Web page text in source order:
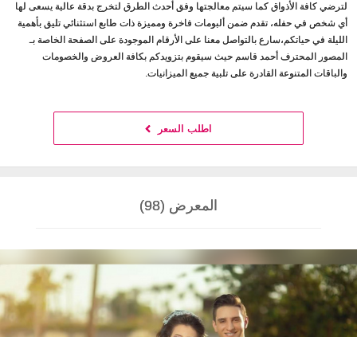
لترضي كافة الأذواق كما سيتم معالجتها وفق أحدث الطرق لتخرج بدقة عالية يسعى لها
أي شخص في حفله، تقدم ضمن ألبومات فاخرة ومميزة ذات طابع استثنائي تليق بأهمية
الليلة في حياتكم،سارع بالتواصل معنا على الأرقام الموجودة على الصفحة الخاصة بـ
المصور المحترف أحمد قاسم حيث سيقوم بتزويدكم بكافة العروض والخصومات
والباقات المتنوعة القادرة على تلبية جميع الميزانيات.
اطلب السعر
المعرض (98)